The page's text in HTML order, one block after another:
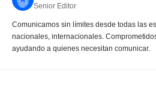
Senior Editor
Comunicamos sin límites desde todas las
nacionales, internacionales.
ayudando a quienes necesitan comunicar.